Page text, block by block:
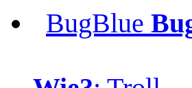
BugBlue